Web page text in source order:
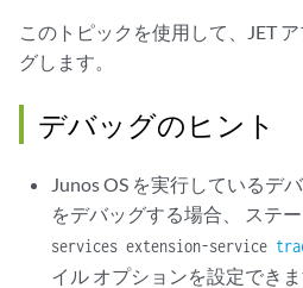
このトピックを使用して、JET
グします。
デバッグのヒント
Junos OS を実行しているデ
をデバッグする場合、 ステ
services extension-service
イル オプションを設定でき